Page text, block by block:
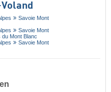
Savoie Mont
Savoie Mont
du Mont Blanc
Savoie Mont